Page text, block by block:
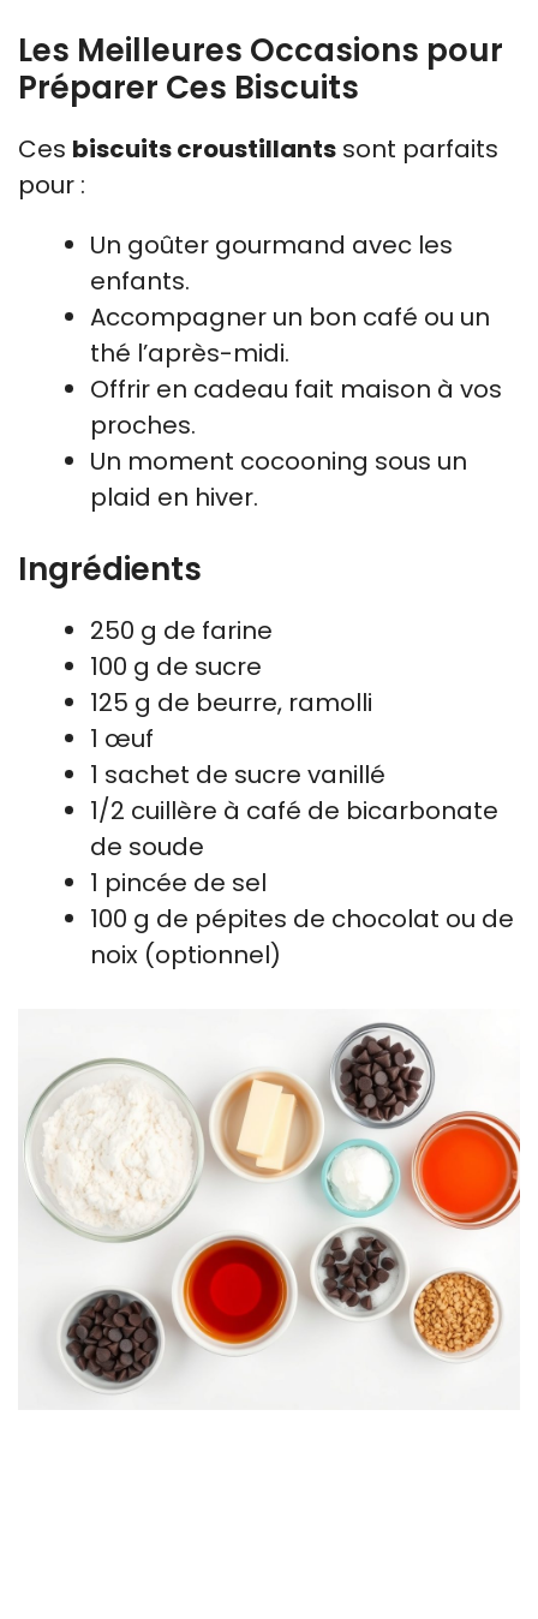
Les Meilleures Occasions pour
Préparer Ces Biscuits
Ces biscuits croustillants sont parfaits
pour :
Un goûter gourmand avec les
enfants.
Accompagner un bon café ou un
thé l’après-midi.
Offrir en cadeau fait maison à vos
proches.
Un moment cocooning sous un
plaid en hiver.
Ingrédients
250 g de farine
100 g de sucre
125 g de beurre, ramolli
1 œuf
1 sachet de sucre vanillé
1/2 cuillère à café de bicarbonate
de soude
1 pincée de sel
100 g de pépites de chocolat ou de
noix (optionnel)